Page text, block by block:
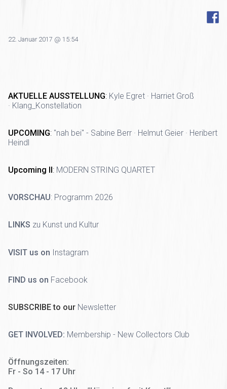
22. Januar 2017 @ 15:54
AKTUELLE AUSSTELLUNG: Kyle Egret · Harriet Groß
· Klang_Konstellation
UPCOMING: "nah bei" - Sabine Berr · Helmut Geier · Heribert
Heindl
Upcoming II: MODERN STRING QUARTET
VORSCHAU: Programm 2026
LINKS zu Kunst und Kultur
VISIT us on Instagram
FIND us on Facebook
SUBSCRIBE to our Newsletter
GET INVOLVED: Membership - New Collectors Club
Öffnungszeiten:
Fr - So 14 - 17 Uhr